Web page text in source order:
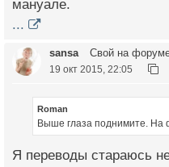
мануале.
...
sansa Свой на
19 окт 2015, 22:05
Roman
Выше глаза поднимите. На
Я переводы стараюсь